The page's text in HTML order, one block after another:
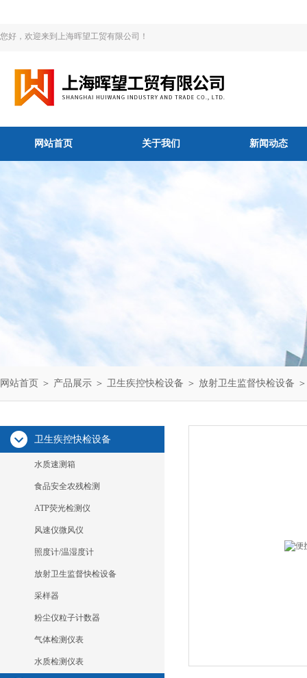
您好，欢迎来到上海晖望工贸有限公司！
网站首页 关于我们 新闻动态
网站首页 ＞ 产品展示 ＞ 卫生疾控快检设备 ＞ 放射卫生监督快检设备
卫生疾控快检设备
水质速测箱
食品安全农残检测
ATP荧光检测仪
风速仪微风仪
照度计/温湿度计
放射卫生监督快检设备
采样器
粉尘仪粒子计数器
气体检测仪表
水质检测仪表